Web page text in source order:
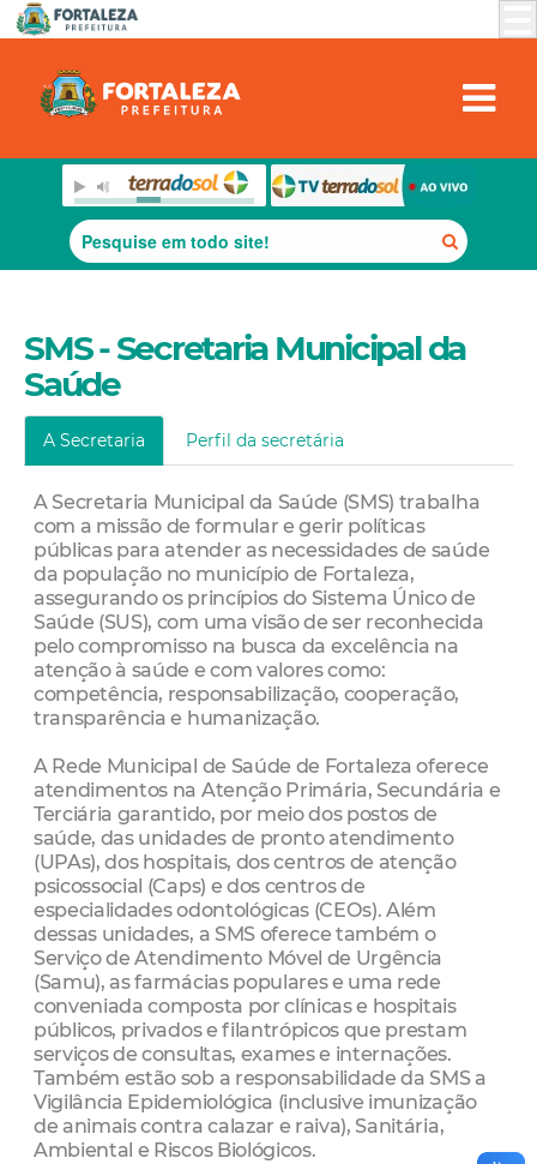
SMS - Secretaria Municipal da
Saúde
A Secretaria Perfil da secretária
A Secretaria Municipal da Saúde (SMS) trabalha
com a missão de formular e gerir políticas
públicas para atender as necessidades de saúde
da população no município de Fortaleza,
assegurando os princípios do Sistema Único de
Saúde (SUS), com uma visão de ser reconhecida
pelo compromisso na busca da excelência na
atenção à saúde e com valores como:
competência, responsabilização, cooperação,
transparência e humanização.
A Rede Municipal de Saúde de Fortaleza oferece
atendimentos na Atenção Primária, Secundária e
Terciária garantido, por meio dos postos de
saúde, das unidades de pronto atendimento
(UPAs), dos hospitais, dos centros de atenção
psicossocial (Caps) e dos centros de
especialidades odontológicas (CEOs). Além
dessas unidades, a SMS oferece também o
Serviço de Atendimento Móvel de Urgência
(Samu), as farmácias populares e uma rede
conveniada composta por clínicas e hospitais
públicos, privados e filantrópicos que prestam
serviços de consultas, exames e internações.
Também estão sob a responsabilidade da SMS a
Vigilância Epidemiológica (inclusive imunização
de animais contra calazar e raiva), Sanitária,
Ambiental e Riscos Biológicos.